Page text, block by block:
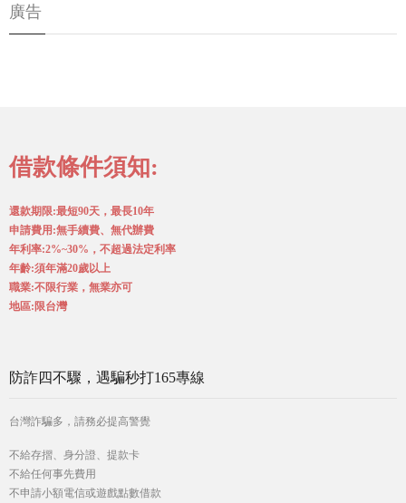
廣告
借款條件須知:
還款期限:最短90天，最長10年
申請費用:無手續費、無代辦費
年利率:2%~30%，不超過法定利率
年齡:須年滿20歲以上
職業:不限行業，無業亦可
地區:限台灣
防詐四不驟，遇騙秒打165專線
台灣詐騙多，請務必提高警覺
不給存摺、身分證、提款卡
不給任何事先費用
不申請小額電信或遊戲點數借款